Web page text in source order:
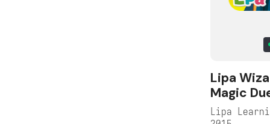
Lipa
Magic
Lipa